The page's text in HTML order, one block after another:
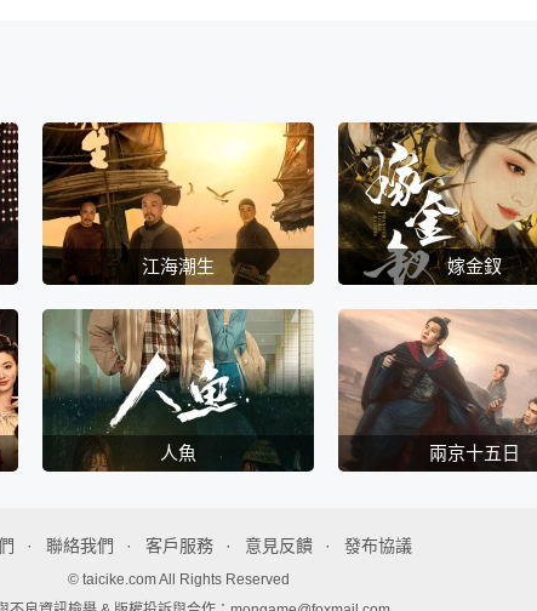
江海潮生 嫁金釵
人魚 兩京十五日
聯絡我們 客戶服務 意見反饋 發布協議
© taicike.com All Rights Reserved